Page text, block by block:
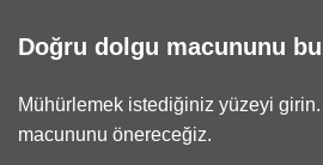
Doğru dolgu macununu
Mühürlemek istediğiniz yüzeyi
macununu önereceğiz.